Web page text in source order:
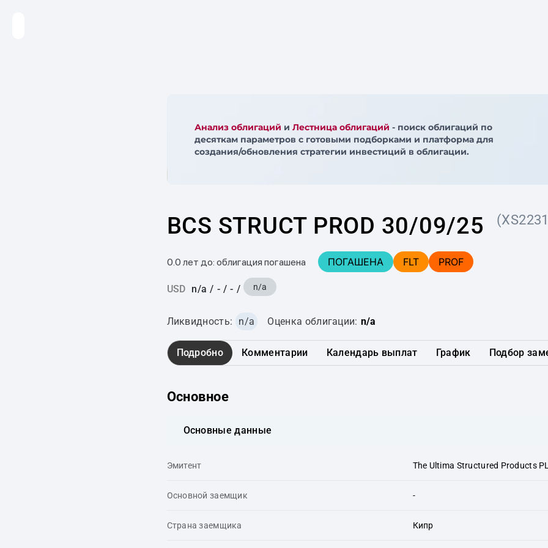
Анализ облигаций и Лестница облигаций - поиск облигаций по
десяткам параметров с готовыми подборками и платформа для
создания/обновления стратегии инвестиций в облигации.
BCS STRUCT PROD 30/09/25
0.0 лет до: облигация погашена ПОГАШЕНА FLT PROF
USD n/a / - / - / n/a
Ликвидность: n/a Оценка облигации: n/a
Подробно Комментарии Календарь выплат График Подбор
Основное
Основные данные
Эмитент The Ultima Structured Products
Основной заемщик -
Страна заемщика Кипр